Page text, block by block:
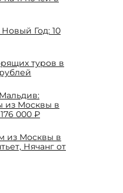
Год: 10
туров в
из Москвы в
000 ₽
из Москвы в
Нячанг от